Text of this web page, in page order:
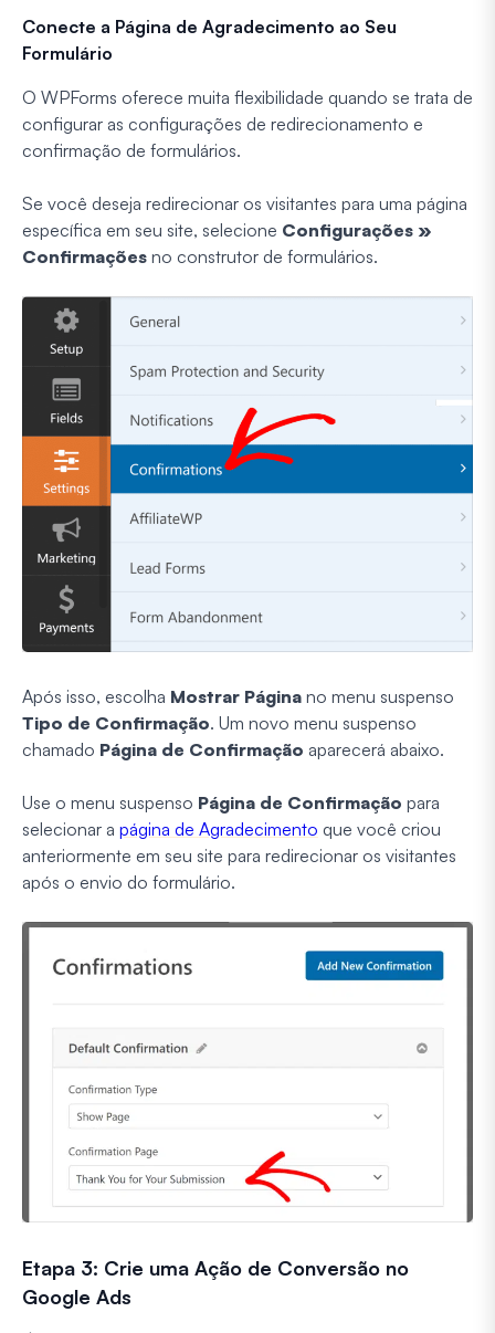
Conecte a Página de Agradecimento ao Seu
Formulário
O WPForms oferece muita flexibilidade quando se trata de
configurar as configurações de redirecionamento e
confirmação de formulários.
Se você deseja redirecionar os visitantes para uma página
específica em seu site, selecione Configurações »
Confirmações no construtor de formulários.
Após isso, escolha Mostrar Página no menu suspenso
Tipo de Confirmação. Um novo menu suspenso
chamado Página de Confirmação aparecerá abaixo.
Use o menu suspenso Página de Confirmação para
selecionar a página de Agradecimento que você criou
anteriormente em seu site para redirecionar os visitantes
após o envio do formulário.
Etapa 3: Crie uma Ação de Conversão no
Google Ads